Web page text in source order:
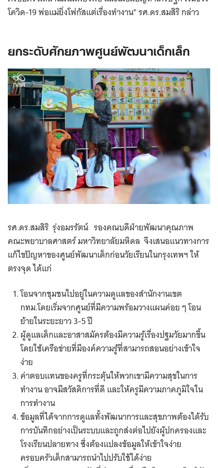
โควิด-19 พ่อแม่ยิ่งโฟกัสแต่เรื่องทำงาน” รศ.ดร.สมสิริ กล่าว
ยกระดับศักยภาพศูนย์พัฒนาเด็กเล็ก
รศ.ดร.สมสิริ รุ่งอมรรัตน์ รองคณบดีฝ่ายพัฒนาคุณภาพ
คณะพยาบาลศาสตร์ มหาวิทยาลัยมหิดล จึงเสนอแนวทางการ
แก้ไขปัญหาของศูนย์พัฒนาเด็กก่อนวัยเรียนในกรุงเทพฯ ให้
ตรงจุด ได้แก่
โอนจากชุมชนไปอยู่ในความดูแลของสำนักงานเขต
กทม.โดยเริ่มจากศูนย์ที่มีความพร้อมวางแผนค่อย ๆ โอน
ย้ายในระยะยาว 3-5 ปี
ผู้ดูแลเด็กและอาสาสมัครต้องมีความรู้เรื่องปฐมวัยมากขึ้น
โดยใช้เครือข่ายที่มีองค์ความรู้ที่สามารถสอนอย่างเข้าใจ
ง่าย
ค่าตอบแทนของครูที่กระตุ้นให้พวกเขามีความสุขในการ
ทำงาน อาจมีสวัสดิการที่ดี และให้ครูมีความภาคภูมิใจใน
การทำงาน
ข้อมูลที่ได้จากการดูแลทั้งพัฒนาการและสุขภาพต้องได้รับ
การบันทึกอย่างเป็นระบบและถูกส่งต่อไปยังผู้ปกครองและ
โรงเรียนปลายทาง ซึ่งต้องแปลงข้อมูลให้เข้าใจง่าย
ครอบครัวเด็กสามารถนำไปปรับใช้ได้ง่าย